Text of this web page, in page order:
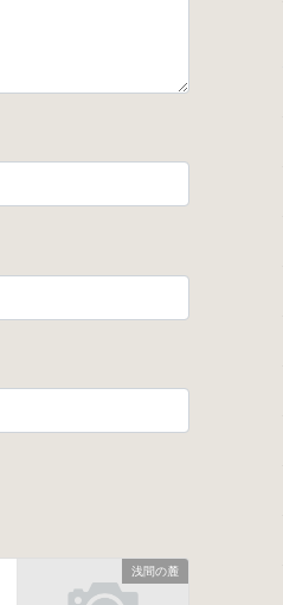
浅間の麓